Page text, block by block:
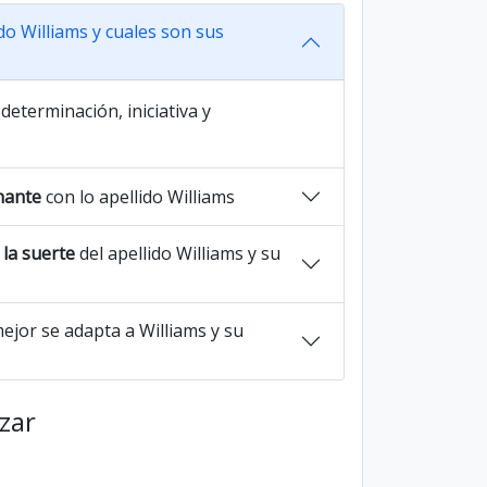
Williams y cuales son sus
iniciativa y
con lo apellido Williams
suertedel apellido Williams y su
se adapta a Williams y su